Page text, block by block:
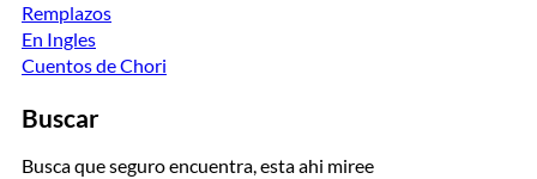
Remplazos
En Ingles
Cuentos de Chori
Buscar
Busca que seguro encuentra, esta ahi miree